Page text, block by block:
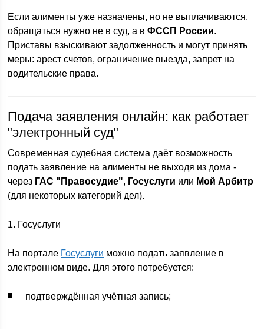
Если алименты уже назначены, но не выплачиваются,
обращаться нужно не в суд, а вФССП России.
Приставы взыскивают задолженность и могут принять
меры: арест счетов, ограничение выезда, запрет на
водительские права.
Подача заявления онлайн: как работает
"электронный суд"
Современная судебная система даёт возможность
подать заявление на алименты не выходя из дома -
через ГАС "Правосудие", Госуслуги или Мой Арбитр
(для некоторых категорий дел).
1. Госуслуги
На портале Госуслуги можно подать заявление в
электронном виде. Для этого потребуется:
подтверждённая учётная запись;